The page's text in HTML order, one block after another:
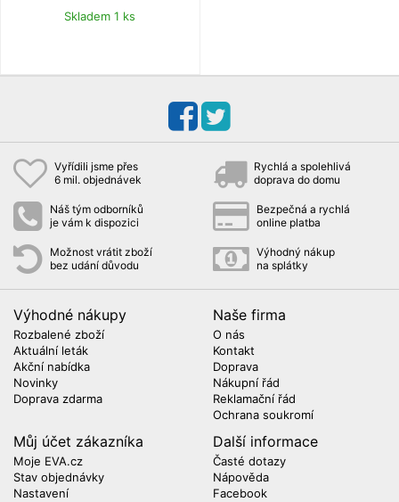
Skladem 1 ks
Vyřídili jsme přes
6 mil. objednávek
Rychlá a spolehlivá
doprava do domu
Náš tým odborníků
je vám k dispozici
Bezpečná a rychlá
online platba
Možnost vrátit zboží
bez udání důvodu
Výhodný nákup
na splátky
Výhodné nákupy
Rozbalené zboží
Aktuální leták
Akční nabídka
Novinky
Doprava zdarma
Naše firma
O nás
Kontakt
Doprava
Nákupní řád
Reklamační řád
Ochrana soukromí
Můj účet zákazníka
Moje EVA.cz
Stav objednávky
Nastavení
Další informace
Časté dotazy
Nápověda
Facebook